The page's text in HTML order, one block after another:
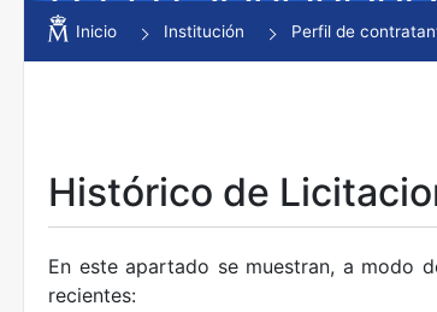
Mostrar/Ocultar
Mostrar/Ocultar
Inicio Institución Perfil de
Histórico de
En este apartado se muestran, a modo
recientes: